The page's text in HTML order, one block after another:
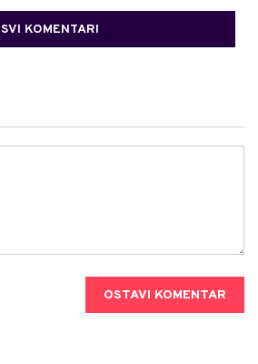
SVI KOMENTARI
OSTAVI KOMENTAR